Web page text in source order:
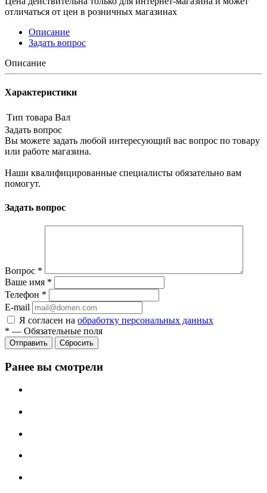
отличаться от цен в розничных магазинах
Описание
Задать вопрос
Описание
Характеристики
Тип товара Вал
Задать вопрос
Вы можете задать любой интересующий вас вопрос по товару
или работе магазина.
Наши квалифицированные специалисты обязательно вам
помогут.
Задать вопрос
Вопрос *
Ваше имя *
Телефон *
E-mail
Я согласен на обработку персональных данных
* — Обязательные поля
Сбросить
Ранее вы смотрели